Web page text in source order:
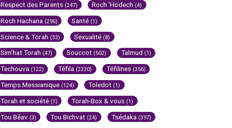
Respect des Parents (247) Roch 'Hodech (4)
Roch Hachana (296) Santé (1)
Science & Torah (33) Sexualité (8)
Sim'hat Torah (47) Souccot (502) Talmud (1)
Techouva (122) Téfila (2230) Téfilines (356)
Temps Messianique (124) Toledot (1)
Torah et société (1) Torah-Box & vous (1)
Tou Béav (3) Tou Bichvat (24) Tsédaka (397)